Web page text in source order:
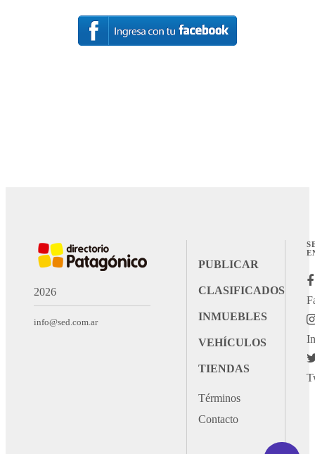
2026
info@sed.com.ar
PUBLICAR
CLASIFICADOS
INMUEBLES
VEHÍCULOS
TIENDAS
Términos
Contacto